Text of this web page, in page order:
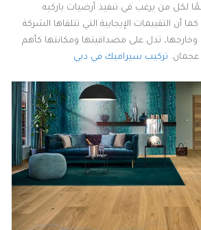
لكل من يرغب في تنفيذ أرضيات باركيه
أن التقييمات الإيجابية التي تتلقاها الشركة
تدل على مصداقيتها ومكانتها كأهم
عجمان. تركيب سيراميك في دبي